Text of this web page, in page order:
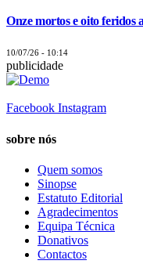
Onze mortos e oito feridos
10/07/26 - 10:14
publicidade
Facebook Instagram
sobre nós
Quem somos
Sinopse
Estatuto Editorial
Agradecimentos
Equipa Técnica
Donativos
Contactos